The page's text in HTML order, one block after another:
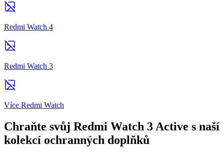
Redmi Watch 4
Redmi Watch 3
Více Redmi Watch
Chraňte svůj Redmi Watch 3 Active s naší
kolekcí ochranných doplňků